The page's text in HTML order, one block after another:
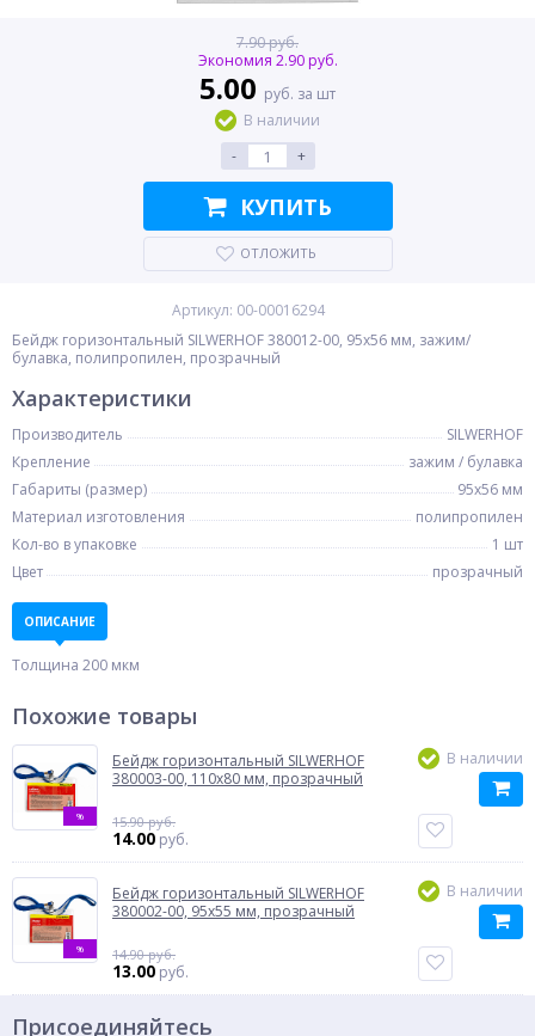
7.90 руб.
Экономия 2.90 руб.
5.00 руб. за шт
В наличии
-
+
КУПИТЬ
ОТЛОЖИТЬ
Артикул: 00-00016294
Бейдж горизонтальный SILWERHOF 380012-00, 95x56 мм, зажим/
булавка, полипропилен, прозрачный
Характеристики
Производитель
SILWERHOF
Крепление
зажим / булавка
Габариты (размер)
95x56 мм
Материал изготовления
полипропилен
Кол-во в упаковке
1 шт
Цвет
прозрачный
ОПИСАНИЕ
Толщина 200 мкм
Похожие товары
%
Бейдж горизонтальный SILWERHOF
380003-00, 110x80 мм, прозрачный
15.90 руб.
14.00 руб.
В наличии
%
Бейдж горизонтальный SILWERHOF
380002-00, 95x55 мм, прозрачный
14.90 руб.
13.00 руб.
В наличии
Присоединяйтесь